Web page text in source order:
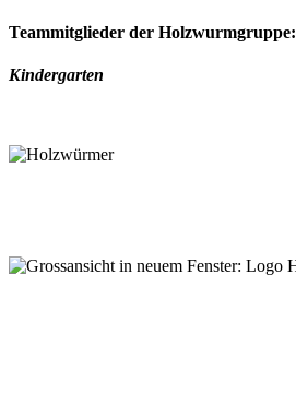
Teammitglieder der Holzwurmgruppe:
Kindergarten